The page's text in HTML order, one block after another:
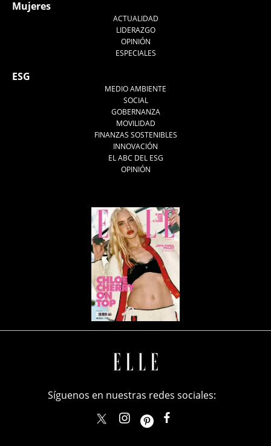
Mujeres
ACTUALIDAD
LIDERAZGO
OPINIÓN
ESPECIALES
ESG
MEDIO AMBIENTE
SOCIAL
GOBERNANZA
MOVILIDAD
FINANZAS SOSTENIBLES
INNOVACIÓN
EL ABC DEL ESG
OPINIÓN
Síguenos en nuestras redes sociales:
elle_mexicoellemexico